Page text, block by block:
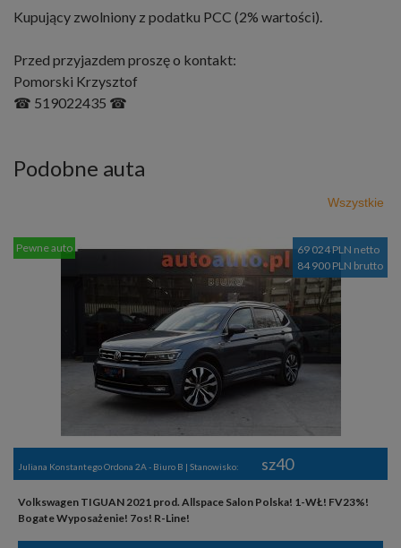
Kupujący zwolniony z podatku PCC (2% wartości).
Przed przyjazdem proszę o kontakt:
Pomorski Krzysztof
☎ 519022435 ☎
Podobne auta
Wszystkie
69 024 PLN netto
84 900 PLN brutto
Pewne auto
Juliana Konstantego Ordona 2A - Biuro B | Stanowisko: sz40
Volkswagen TIGUAN 2021 prod. Allspace Salon Polska! 1-WŁ! FV23%!
Bogate Wyposażenie! 7os! R-Line!